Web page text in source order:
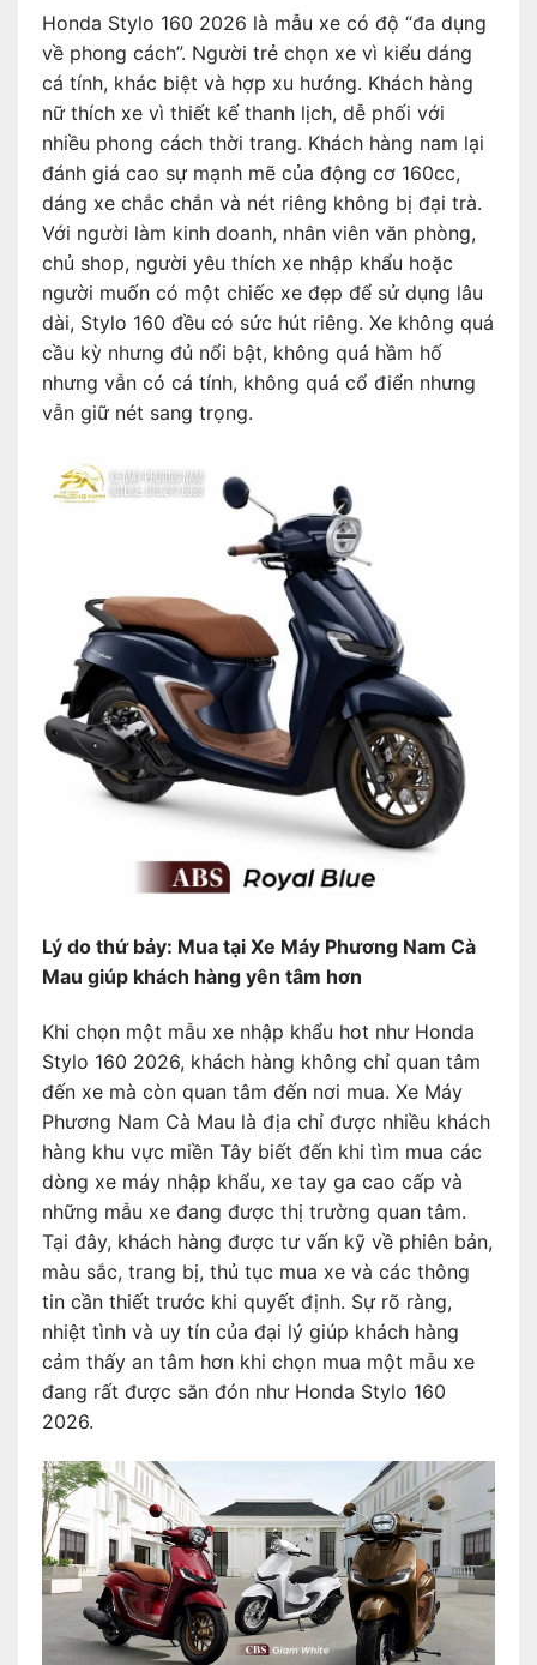
Honda Stylo 160 2026 là mẫu xe có độ “đa dụng
về phong cách”. Người trẻ chọn xe vì kiểu dáng
cá tính, khác biệt và hợp xu hướng. Khách hàng
nữ thích xe vì thiết kế thanh lịch, dễ phối với
nhiều phong cách thời trang. Khách hàng nam lại
đánh giá cao sự mạnh mẽ của động cơ 160cc,
dáng xe chắc chắn và nét riêng không bị đại trà.
Với người làm kinh doanh, nhân viên văn phòng,
chủ shop, người yêu thích xe nhập khẩu hoặc
người muốn có một chiếc xe đẹp để sử dụng lâu
dài, Stylo 160 đều có sức hút riêng. Xe không quá
cầu kỳ nhưng đủ nổi bật, không quá hầm hố
nhưng vẫn có cá tính, không quá cổ điển nhưng
vẫn giữ nét sang trọng.
Lý do thứ bảy: Mua tại Xe Máy Phương Nam Cà
Mau giúp khách hàng yên tâm hơn
Khi chọn một mẫu xe nhập khẩu hot như Honda
Stylo 160 2026, khách hàng không chỉ quan tâm
đến xe mà còn quan tâm đến nơi mua. Xe Máy
Phương Nam Cà Mau là địa chỉ được nhiều khách
hàng khu vực miền Tây biết đến khi tìm mua các
dòng xe máy nhập khẩu, xe tay ga cao cấp và
những mẫu xe đang được thị trường quan tâm.
Tại đây, khách hàng được tư vấn kỹ về phiên bản,
màu sắc, trang bị, thủ tục mua xe và các thông
tin cần thiết trước khi quyết định. Sự rõ ràng,
nhiệt tình và uy tín của đại lý giúp khách hàng
cảm thấy an tâm hơn khi chọn mua một mẫu xe
đang rất được săn đón như Honda Stylo 160
2026.